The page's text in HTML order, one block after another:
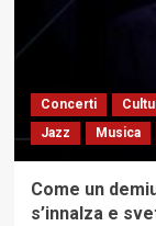
Concerti
Jazz
Musica
Come un
s’innalza e